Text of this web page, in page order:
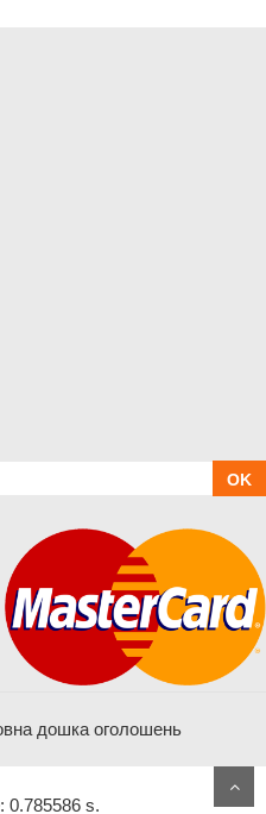
OK
дошка оголошень
0.785586 s.